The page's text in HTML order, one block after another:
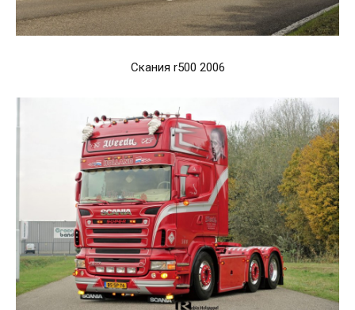
Скания r500 2006